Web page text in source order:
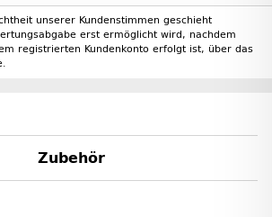
unserer Kundenstimmen geschieht
erst ermöglicht wird, nachdem
registrierten Kundenkonto erfolgt ist, über das
Zubehör